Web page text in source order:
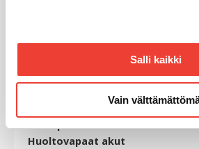
Salli kaikki
Vain
JLG
EC450AJ
100% päästötön
Huoltovapaat akut